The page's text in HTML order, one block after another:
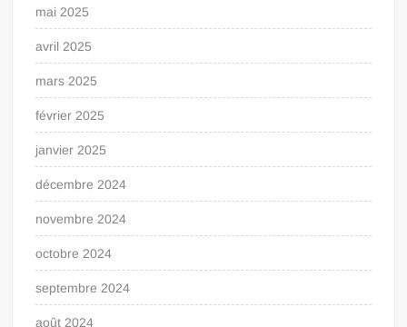
mai 2025
avril 2025
mars 2025
février 2025
janvier 2025
décembre 2024
novembre 2024
octobre 2024
septembre 2024
août 2024